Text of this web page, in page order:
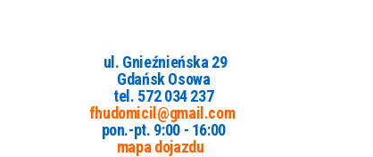
ul. Gnieźnieńska 29
Gdańsk Osowa
tel. 572 034 237
fhudomicil@gmail.com
pon.-pt. 9:00 - 16:00
mapa dojazdu